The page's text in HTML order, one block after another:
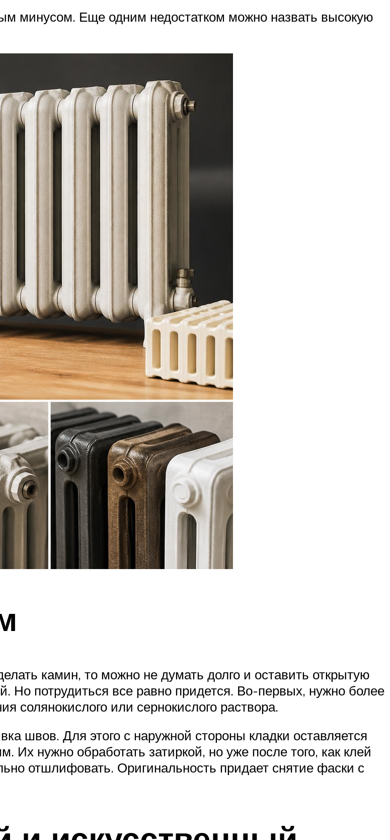
минусом. Еще одним недостатком можно назвать высокую
камин, то можно не думать долго и оставить открытую
Но потрудиться все равно придется. Во-первых, нужно более
солянокислого или сернокислого раствора.
швов. Для этого с наружной стороны кладки оставляется
Их нужно обработать затиркой, но уже после того, как клей
отшлифовать. Оригинальность придает снятие фаски с